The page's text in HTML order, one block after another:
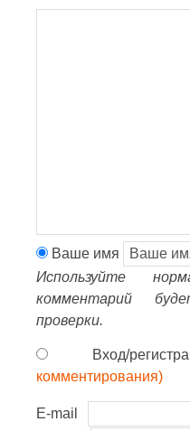
Ваше имя
Используйте
комментарий
проверки.
Вход/
комментирования)
E-mail